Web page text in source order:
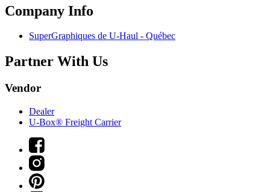
Company Info
SuperGraphiques de U-Haul - Québec
Partner With Us
Vendor
Dealer
U-Box® Freight Carrier